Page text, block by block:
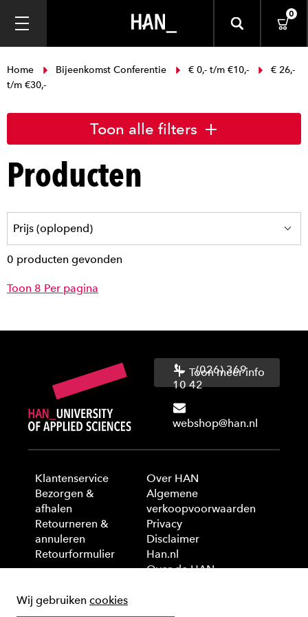
0
Home Bijeenkomst Conferentie € 0,- t/m €10,-
€ 26,-
t/m €30,-
Toon alle filters
Producten
0 producten gevonden
Toon 8 Per pagina
(026) 369
10 42
webshop@han.nl
Toon meer info
Klantenservice
Bezorgen &
afhalen
Retourneren &
annuleren
Retourformulier
Over HAN
Algemene
verkoopvoorwaarden
Privacy
Disclaimer
Han.nl
Over de HAN
Wij gebruiken cookies